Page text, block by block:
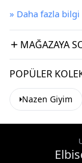
» Daha fazla bilgi
MAĞAZAYA
POPÜLER
Nazen Giyim